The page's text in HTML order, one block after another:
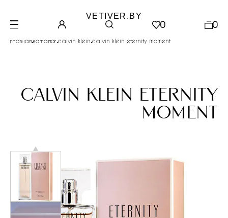
VETIVER.BY
0 0
главная.каталог.calvin klein.calvin klein eternity moment
calvin klein eternity
moment